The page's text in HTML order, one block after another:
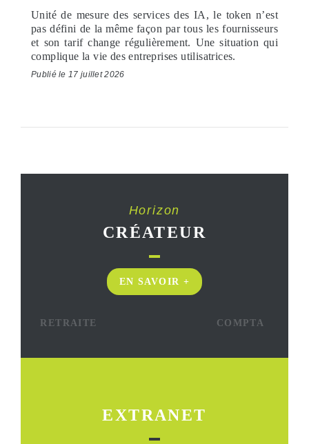
Unité de mesure des services des IA, le token n’est
pas défini de la même façon par tous les fournisseurs
et son tarif change régulièrement. Une situation qui
complique la vie des entreprises utilisatrices.
Publié le 17 juillet 2026
Horizon
CRÉATEUR
EN SAVOIR +
RETRAITE COMPTA
EXTRANET